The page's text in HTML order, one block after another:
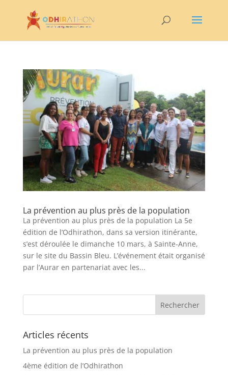
La prévention au plus près de la population
La prévention au plus près de la population La 5e
édition de l’Odhirathon, dans sa version itinérante,
s’est déroulée le dimanche 10 mars, à Sainte-Anne,
sur le site du Bassin Bleu. L’événement était organisé
par l’Aurar en partenariat avec les...
Articles récents
La prévention au plus près de la population
4ème édition de l’Odhirathon